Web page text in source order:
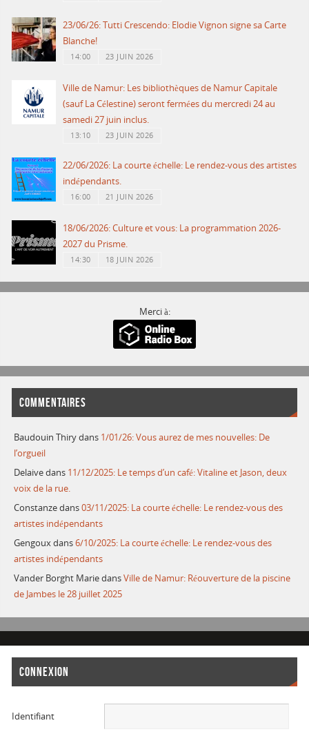
23/06/26: Tutti Crescendo: Elodie Vignon signe sa Carte
Blanche!
14:00 23 JUIN 2026
Ville de Namur: Les bibliothèques de Namur Capitale
(sauf La Célestine) seront fermées du mercredi 24 au
samedi 27 juin inclus.
13:10 23 JUIN 2026
22/06/2026: La courte échelle: Le rendez-vous des artistes
indépendants.
16:00 21 JUIN 2026
18/06/2026: Culture et vous: La programmation 2026-
2027 du Prisme.
14:30 18 JUIN 2026
Merci à:
COMMENTAIRES
Baudouin Thirydans 1/01/26: Vous aurez de mes nouvelles: De
l’orgueil
Delaivedans 11/12/2025: Le temps d’un café: Vitaline et Jason, deux
voix de la rue.
Constanzedans03/11/2025: La courte échelle: Le rendez-vous des
artistes indépendants
Gengouxdans6/10/2025: La courte échelle: Le rendez-vous des
artistes indépendants
Vander Borght MariedansVille de Namur: Réouverture de la piscine
de Jambes le 28 juillet 2025
CONNEXION
Identifiant